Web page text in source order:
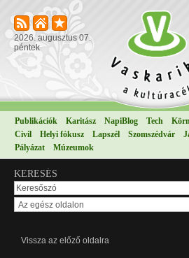
2026. augusztus 07.
péntek
Publikációk Karitász NapiBlog Tech
Civil
Helyi fókusz Lapszél Szomszédvár
Pályázat
Múzeumok
KERESÉS
Vissza az előző oldalra